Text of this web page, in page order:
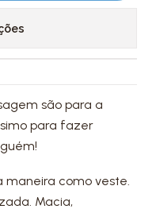
são para a
para fazer
maneira como veste.
Macia,